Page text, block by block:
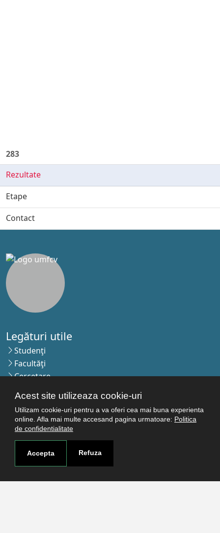
Acest site utilizeaza cookie-uri
Utilizam cookie-uri pentru a va oferi cea mai buna experienta
online. Afla mai multe accesand pagina urmatoare: Politica
de confidentialitate
Accepta Refuza
283
Rezultate
Etape
Contact
Legături utile
Studenţi
Facultăţi
Cercetare
Politica de confidenţialitate
Autentificare
Contact
Pagina de contact
Cum ajungi aici